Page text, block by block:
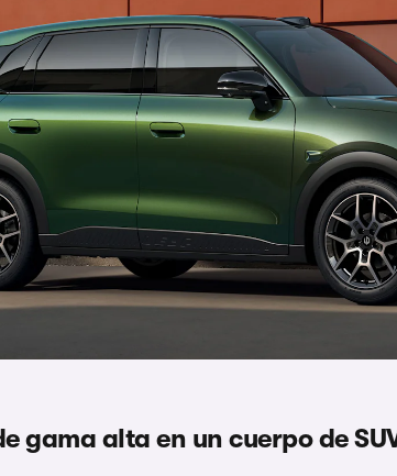
gama alta en un cuerpo de